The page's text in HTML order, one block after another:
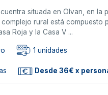
situada en Olvan, en la
complejo rural está compuesto
Roja y la Casa V ...
1 unidades
Desde 36€ x